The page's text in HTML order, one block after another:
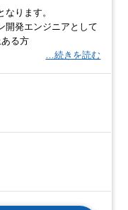
なります。
開発エンジニアとして
る方
…続きを読む